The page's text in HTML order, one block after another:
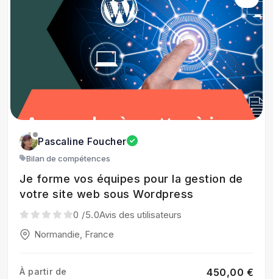
Pascaline Foucher
Bilan de compétences
Je forme vos équipes pour la gestion de
votre site web sous Wordpress
0 /5.0Avis des utilisateurs
Normandie, France
À partir de 450,00 €